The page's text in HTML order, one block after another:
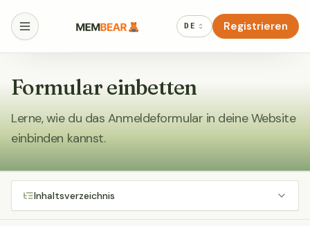
DE Registrieren
Formular einbetten
Lerne, wie du das Anmeldeformular in deine Website
einbinden kannst.
Inhaltsverzeichnis